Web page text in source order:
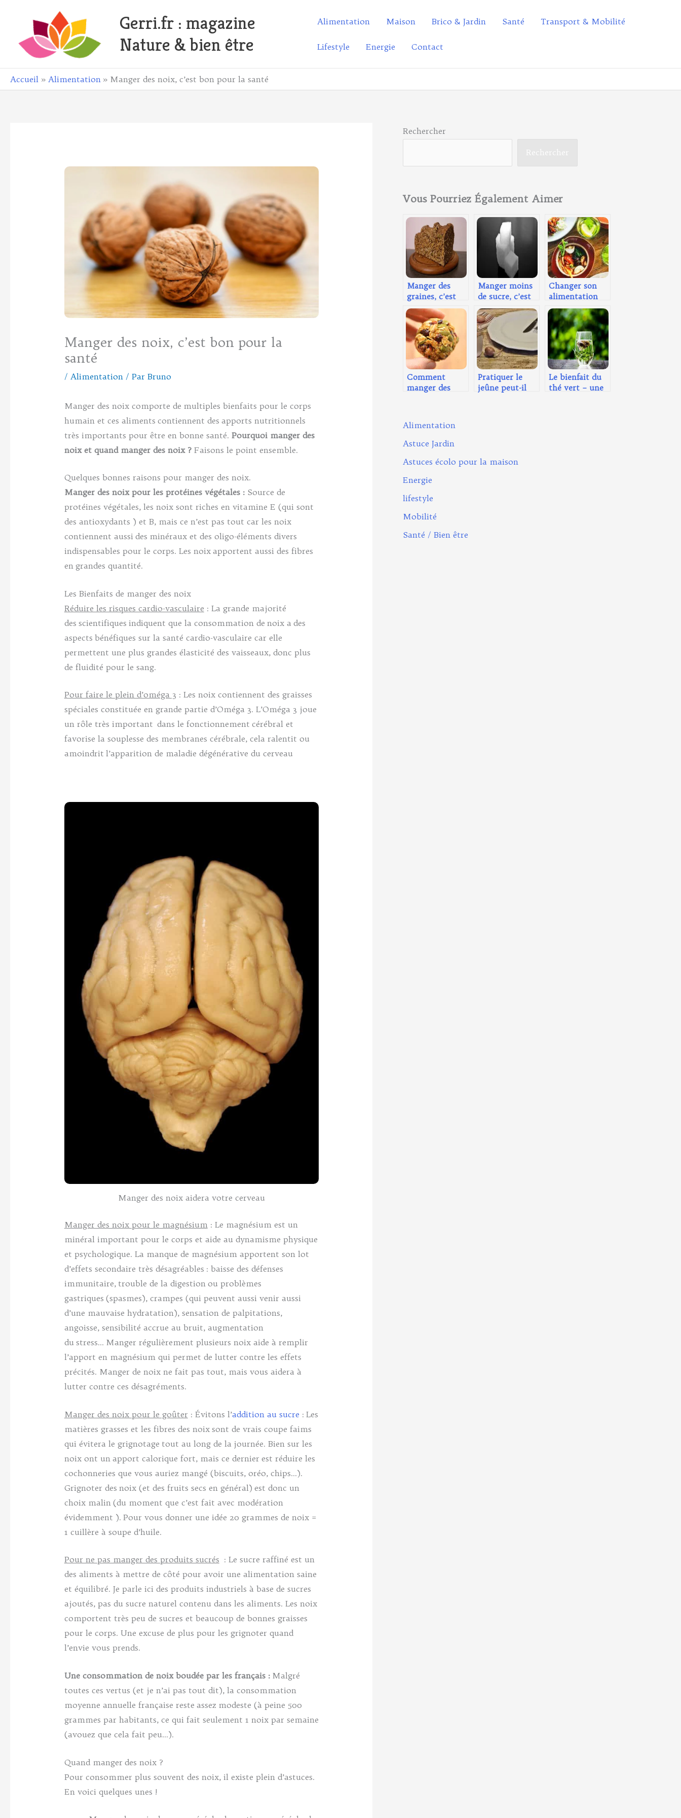
contenu
Gerri.fr : magazine
Nature & bien être
Alimentation Maison Brico & Jardin Santé Transport & Mobilité
Lifestyle Energie Contact
Accueil Alimentation Manger des noix, c’est bon pour la santé
Manger des noix, c’est bon pour la
santé
/ Alimentation / Par Bruno
Manger des noix comporte de multiples bienfaits pour le corps
humain et ces aliments contiennent des apports nutritionnels
très importants pour être en bonne santé. Pourquoi manger des
noix et quand manger des noix ?Faisons le point ensemble.
Quelques bonnes raisons pour manger des noix.
Manger des noix pour les protéines végétales :Source de
protéines végétales, les noix sont riches en vitamine E (qui sont
des antioxydants ) et B, mais ce n’est pas tout car les noix
contiennent aussi des minéraux et des oligo-éléments divers
indispensables pour le corps. Les noix apportent aussi des fibres
en grandes quantité.
Les Bienfaits de manger des noix
Réduire les risques cardio-vasculaire : La grande majorité
des scientifiques indiquent que la consommation de noix a des
aspects bénéfiques sur la santé cardio-vasculaire car elle
permettent une plus grandes élasticité des vaisseaux, donc plus
de fluidité pour le sang.
Pour faire le plein d’oméga 3 : Les noix contiennent des graisses
spéciales constituée en grande partie d’Oméga 3. L’Oméga 3 joue
un rôle très important dans le fonctionnement cérébral et
favorise la souplesse des membranes cérébrale, cela ralentit ou
amoindrit l’apparition de maladie dégénérative du cerveau
Manger des noix aidera votre cerveau
Manger des noix pour le magnésium: Le magnésium est un
minéral important pour le corps et aide au dynamisme physique
et psychologique. La manque de magnésium apportent son lot
d’effets secondaire très désagréables : baisse des défenses
immunitaire, trouble de la digestion ou problèmes
gastriques (spasmes), crampes (qui peuvent aussi venir aussi
d’une mauvaise hydratation), sensation de palpitations,
angoisse, sensibilité accrue au bruit, augmentation
du stress… Manger régulièrement plusieurs noix aide à remplir
l’apport en magnésium qui permet de lutter contre les effets
précités. Manger de noix ne fait pas tout, mais vous aidera à
lutter contre ces désagréments.
Manger des noix pour le goûter : Évitons l’addition au sucre : Les
matières grasses et les fibres des noix sont de vrais coupe faims
qui évitera le grignotage tout au long de la journée. Bien sur les
noix ont un apport calorique fort, mais ce dernier est réduire les
cochonneries que vous auriez mangé (biscuits, oréo, chips…).
Grignoter des noix (et des fruits secs en général) est donc un
choix malin (du moment que c’est fait avec modération
évidemment ). Pour vous donner une idée 20 grammes de noix =
1 cuillère à soupe d’huile.
Pour ne pas manger des produits sucrés : Le sucre raffiné est un
des aliments à mettre de côté pour avoir une alimentation saine
et équilibré. Je parle ici des produits industriels à base de sucres
ajoutés, pas du sucre naturel contenu dans les aliments. Les noix
comportent très peu de sucres et beaucoup de bonnes graisses
pour le corps. Une excuse de plus pour les grignoter quand
l’envie vous prends.
Une consommation de noix boudée par les français : Malgré
toutes ces vertus (et je n’ai pas tout dit), la consommation
moyenne annuelle française reste assez modeste (à peine 500
grammes par habitants, ce qui fait seulement 1 noix par semaine
(avouez que cela fait peu…).
Quand manger des noix ?
Pour consommer plus souvent des noix, il existe plein d’astuces.
En voici quelques unes !
Rechercher
Rechercher
Vous Pourriez Également Aimer
Manger des
graines, c’est
excellent pour
la santé !
Manger moins
de sucre, c’est
très bon pour
la santé !
Changer son
alimentation
pour améliorer
sa santé
Comment
manger des
Pratiquer le
jeûne peut-il
Le bienfait du
thé vert – une
Alimentation
Astuce Jardin
Astuces écolo pour la maison
Energie
lifestyle
Mobilité
Santé / Bien être